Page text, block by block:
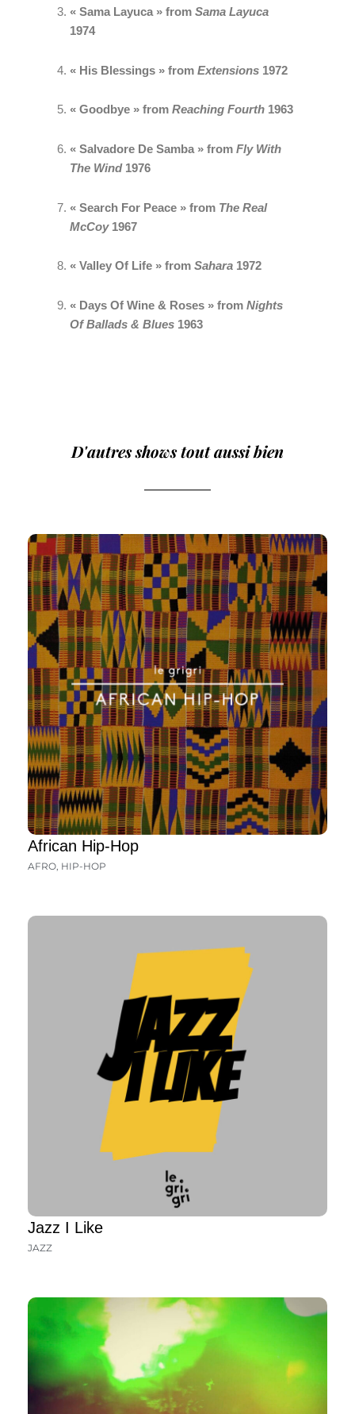
« Sama Layuca » from
1974
« His Blessings » from Extensions 1972
« Goodbye » from Reaching Fourth 1963
« Salvadore De Samba » from Fly With
The Wind 1976
« Search For Peace » from The Real
McCoy 1967
« Valley Of Life » from Sahara 1972
« Days Of Wine & Roses » from Nights
Of Ballads & Blues 1963
D'autres shows tout aussi bien
African Hip-Hop
AFRO, HIP-HOP
Jazz I Like
JAZZ